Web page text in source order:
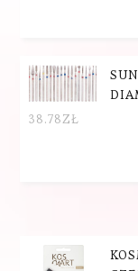
38.78ZŁ